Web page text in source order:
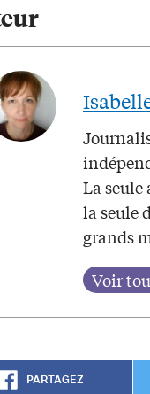
La seule
la seule
grands
PARTAGEZ